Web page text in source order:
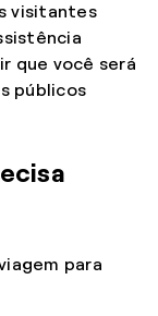
visitantes
que você será
públicos
para